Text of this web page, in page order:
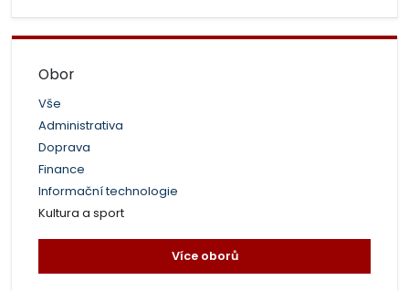
Obor
Vše
Administrativa
Doprava
Finance
Informační technologie
Kultura a sport
Více oborů